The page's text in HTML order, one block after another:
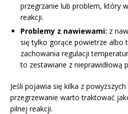
przegrzanie lub problem, który
reakcji.
Problemy z nawiewami: z
się tylko gorące powietrze albo
zachowania regulacji
to zestawiane z nieprawidłową
Jeśli pojawia się kilka z
przegrzewanie warto traktować
pilnej reakcji.